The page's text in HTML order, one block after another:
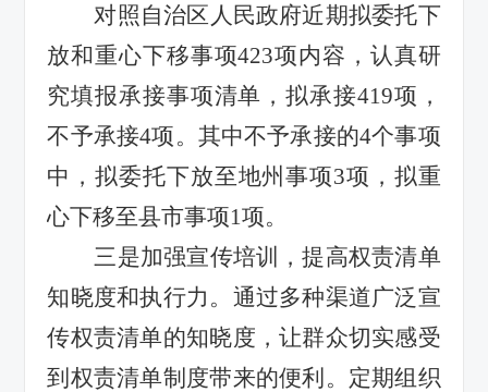
对照 自治区人民政府近期拟委托下
放和重心下移事项423项内容，认真研
究填报承接事项清单，拟承接419项，
不予承接4项。其中不予承接的4个事项
中，拟委托下放至地州事项3项，拟重
心下移至县市事项1项。
三是加强宣传培训，提高权责清单
知晓度和执行力。通过多种渠道广泛宣
传权责清单的知晓度，让群众切实感受
到权责清单制度带来的便利。定期组织